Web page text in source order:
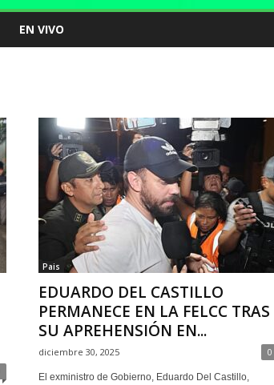
EN VIVO
Pais
EDUARDO DEL CASTILLO
PERMANECE EN LA FELCC TRAS
SU APREHENSIÓN EN...
diciembre 30, 2025 0
El exministro de Gobierno, Eduardo Del Castillo,